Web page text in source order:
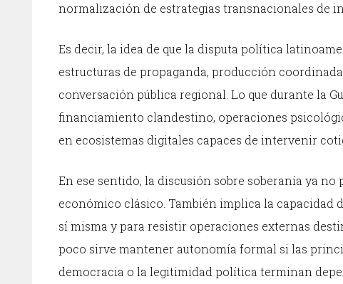
normalización de estrategias transnacionales de
Es decir, la idea de que la disputa política
estructuras de propaganda, producción
conversación pública regional. Lo que durante la
financiamiento clandestino, operaciones
en ecosistemas digitales capaces de intervenir
En ese sentido, la discusión sobre soberanía ya
económico clásico. También implica la capacidad
sí misma y para resistir operaciones externas
poco sirve mantener autonomía formal si las
democracia o la legitimidad política terminan